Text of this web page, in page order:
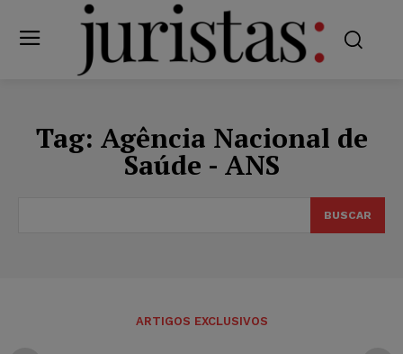
Tag: Agência Nacional de
Saúde - ANS
BUSCAR
ARTIGOS EXCLUSIVOS